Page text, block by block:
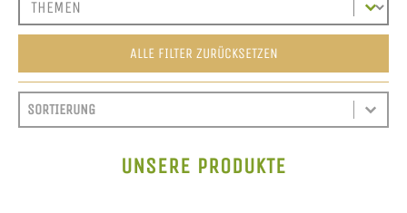
ALLE FILTER ZURÜCKSETZEN
SORTIEREN
SORT CONTENT
SORT CONTENT
UNSERE PRODUKTE